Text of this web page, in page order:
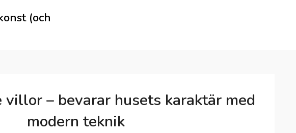
(och
– bevarar husets karaktär med
modern teknik